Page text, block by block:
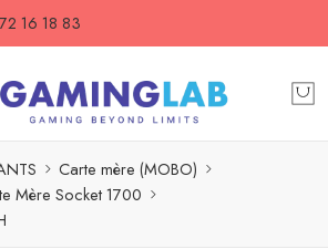
16 18 83
Carte mère (MOBO)
Mère Socket 1700